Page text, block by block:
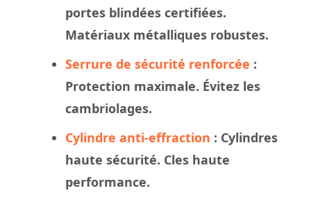
portes blindées certifiées.
Matériaux métalliques robustes.
Serrure de sécurité renforcée :
Protection maximale. Évitez les
cambriolages.
Cylindre anti-effraction : Cylindres
haute sécurité. Cles haute
performance.